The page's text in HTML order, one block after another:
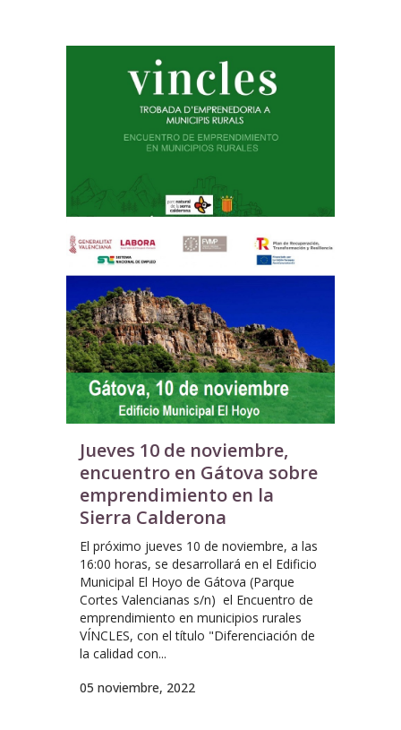
Jueves 10 de noviembre,
encuentro en Gátova sobre
emprendimiento en la
Sierra Calderona
El próximo jueves 10 de noviembre, a las
16:00 horas, se desarrollará en el Edificio
Municipal El Hoyo de Gátova (Parque
Cortes Valencianas s/n) el Encuentro de
emprendimiento en municipios rurales
VÍNCLES, con el título "Diferenciación de
la calidad con...
05 noviembre, 2022